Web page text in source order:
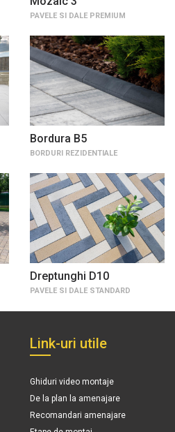
PAVELE SI DALE PREMIUM
Bordura B5
BORDURI REZIDENTIALE
Dreptunghi D10
PAVELE SI DALE STANDARD
Link-uri utile
Ghiduri video montaje
De la plan la amenajare
Recomandari amenajare